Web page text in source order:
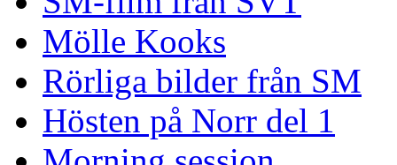
Mölle Kooks
Rörliga bilder från SM
Hösten på Norr del 1